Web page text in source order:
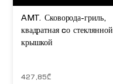
AMT. Сковорода-гриль,
квадратная cо стеклянной
крышкой
427,85₾